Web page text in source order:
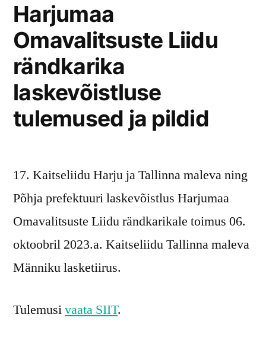
Harjumaa
Omavalitsuste Liidu
rändkarika
laskevõistluse
tulemused ja pildid
17. Kaitseliidu Harju ja Tallinna maleva ning
Põhja prefektuuri laskevõistlus Harjumaa
Omavalitsuste Liidu rändkarikale toimus 06.
oktoobril 2023.a. Kaitseliidu Tallinna maleva
Männiku lasketiirus.
Tulemusivaata SIIT.